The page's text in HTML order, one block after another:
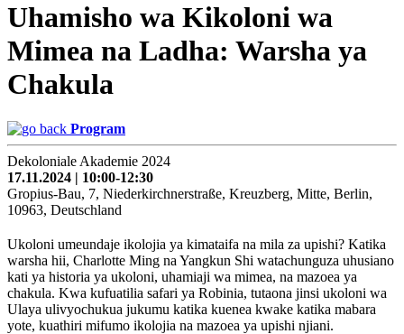
Uhamisho wa Kikoloni wa
Mimea na Ladha: Warsha ya
Chakula
Program
Dekoloniale Akademie 2024
17.11.2024 | 10:00-12:30
Gropius-Bau, 7, Niederkirchnerstraße, Kreuzberg, Mitte, Berlin,
10963, Deutschland
Ukoloni umeundaje ikolojia ya kimataifa na mila za upishi? Katika
warsha hii, Charlotte Ming na Yangkun Shi watachunguza uhusiano
kati ya historia ya ukoloni, uhamiaji wa mimea, na mazoea ya
chakula. Kwa kufuatilia safari ya Robinia, tutaona jinsi ukoloni wa
Ulaya ulivyochukua jukumu katika kuenea kwake katika mabara
yote, kuathiri mifumo ikolojia na mazoea ya upishi njiani.